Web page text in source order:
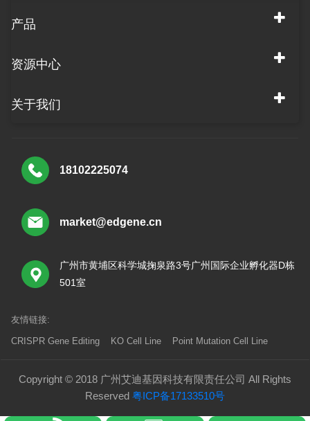
产品
资源中心
关于我们
18102225074
market@edgene.cn
广州市黄埔区科学城掬泉路3号广州国际企业孵化器D栋
501室
友情链接:
CRISPR Gene Editing KO Cell Line Point Mutation Cell Line
Copyright © 2018 广州艾迪基因科技有限责任公司 All Rights
Reserved 粤ICP备17133510号